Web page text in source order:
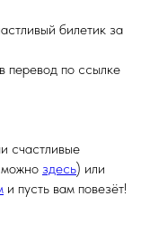
билетик за
перевод по ссылке
счастливые
можно здесь) или
и пусть вам повезёт!